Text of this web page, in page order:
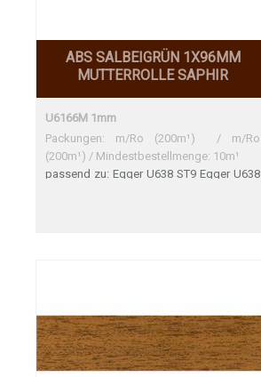
ABS SALBEIGRÜN 1X96MM
MUTTERROLLE SAPHIR
U6166M 1mm
Packungen: m/Ro (200m¹) / m/Ro
(200m¹) / Mindestbestellmenge: 10m¹
passend zu: Egger U638 ST9 Egger U638